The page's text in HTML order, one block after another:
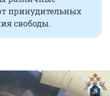
принудительных
свободы.